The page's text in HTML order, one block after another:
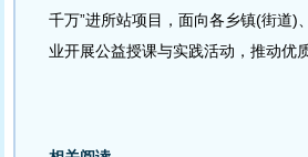
千万”进所站项目，面向各乡镇(街道)
业开展公益授课与实践活动，推动优